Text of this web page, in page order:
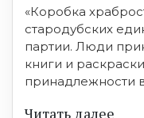
«Коробка
стародубских
партии. Люди
книги и
принадлежности
Читать далее